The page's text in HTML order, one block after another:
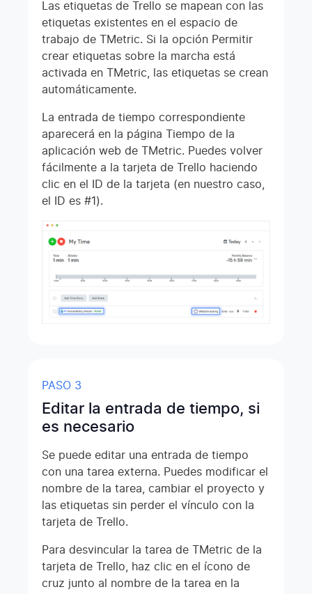
Las etiquetas de Trello se mapean con las
etiquetas existentes en el espacio de
trabajo de TMetric. Si la opción Permitir
crear etiquetas sobre la marcha está
activada en TMetric, las etiquetas se crean
automáticamente.
La entrada de tiempo correspondiente
aparecerá en la página Tiempo de la
aplicación web de TMetric. Puedes volver
fácilmente a la tarjeta de Trello haciendo
clic en el ID de la tarjeta (en nuestro caso,
el ID es #1).
PASO 3
Editar la entrada de tiempo, si
es necesario
Se puede editar una entrada de tiempo
con una tarea externa. Puedes modificar el
nombre de la tarea, cambiar el proyecto y
las etiquetas sin perder el vínculo con la
tarjeta de Trello.
Para desvincular la tarea de TMetric de la
tarjeta de Trello, haz clic en el ícono de
cruz junto al nombre de la tarea en la